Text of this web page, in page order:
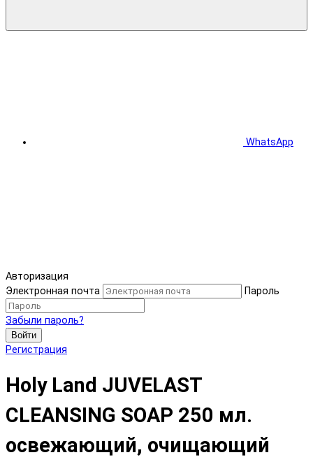
WhatsApp
Авторизация
Электронная почта
Пароль
Забыли пароль?
Войти
Регистрация
Holy Land JUVELAST
CLEANSING SOAP 250 мл.
освежающий, очищающий